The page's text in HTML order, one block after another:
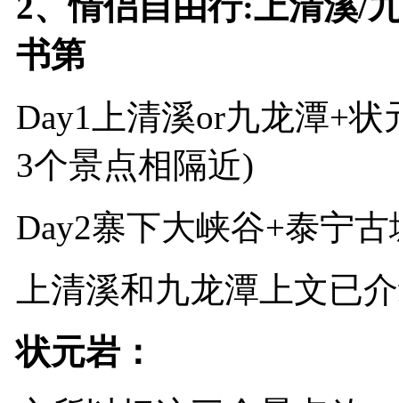
书第
Day1上清溪or九龙潭+
3个景点相隔近)
Day2寨下大峡谷+泰宁
上清溪和九龙潭上文已
状元岩：